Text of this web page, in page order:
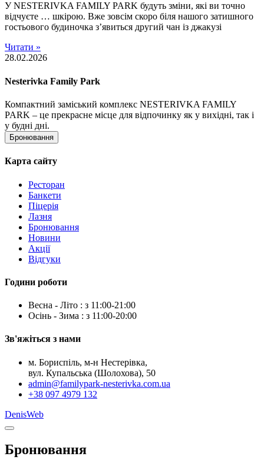
У NESTERIVKA FAMILY PARK будуть зміни, які ви точно
відчуєте … шкірою. Вже зовсім скоро біля нашого затишного
гостьового будиночка з’явиться другий чан із джакузі
Читати »
28.02.2026
Nesterivka Family Park
Компактний заміський комплекс NESTERIVKA FAMILY
PARK – це прекрасне місце для відпочинку як у вихідні, так і
у будні дні.
Бронювання
Карта сайту
Ресторан
Банкети
Піцерія
Лазня
Бронювання
Новини
Акції
Відгуки
Години роботи
Весна - Літо : з 11:00-21:00
Осінь - Зима : з 11:00-20:00
Зв'яжіться з нами
м. Бориспіль, м-н Нестерівка,
вул. Купальська (Шолохова), 50
admin@familypark-nesterivka.com.ua
+38 097 4979 132
DenisWeb
Бронювання